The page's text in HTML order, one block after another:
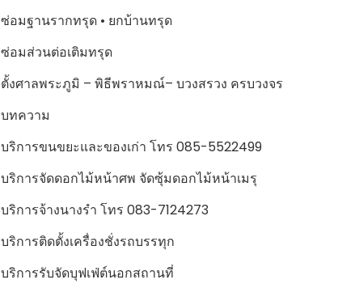
ซ่อมฐานรากทรุด • ยกบ้านทรุด
ซ่อมส่วนต่อเติมทรุด
ตั้งศาลพระภูมิ – พิธีพราหมณ์– บวงสรวง ครบวงจร
บทความ
บริการขนขยะและของเก่า โทร 085-5522499
บริการจัดดอกไม้หน้าศพ จัดซุ้มดอกไม้หน้าเมรุ
บริการจ้างนางรำ โทร 083-7124273
บริการติดตั้งเครื่องชั่งรถบรรทุก
บริการรับจัดบุฟเฟ่ต์นอกสถานที่